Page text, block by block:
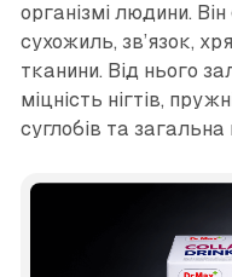
організмі людини.
сухожиль, зв’язок,
тканини. Від нього
міцність нігтів,
суглобів та загальна